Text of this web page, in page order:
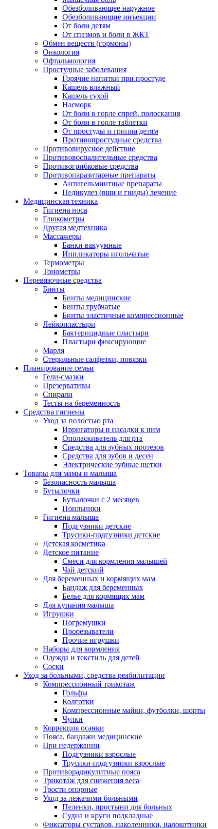
Обезболивающее наружное
Обезболивающие инъекции
От боли детям
От спазмов и боли в ЖКТ
Обмен веществ (гормоны)
Онкология
Офтальмология
Простудные заболевания
Горячие напитки при простуде
Кашель влажный
Кашель сухой
Насморк
От боли в горле спрей, полоскания
От боли в горле таблетки
От простуды и гриппа детям
Противопростудные средства
Противовирусное действие
Противовоспалительные средства
Противогрибковые средства
Противопаразитарные препараты
Антигельминтные препараты
Педикулез (вши и гниды) лечение
Медицинская техника
Гигиена носа
Глюкометры
Другая медтехника
Массажеры
Банки вакуумные
Иппликаторы игольчатые
Термометры
Тонометры
Перевязочные средства
Бинты
Бинты медицинские
Бинты трубчатые
Бинты эластичные компрессионные
Лейкопластыри
Бактерицидные пластыри
Пластыри фиксирующие
Марля
Стерильные салфетки, повязки
Планирование семьи
Гели-смазки
Презервативы
Спирали
Тесты на беременность
Средства гигиены
Уход за полостью рта
Ирригаторы и насадки к ним
Ополаскиватель для рта
Средства для зубных протезов
Средства для зубов и десен
Электрические зубные щетки
Товары для мамы и малыша
Безопасность малыша
Бутылочки
Бутылочки с 2 месяцев
Поильники
Гигиена малыша
Подгузники детские
Трусики-подгузники детские
Детская косметика
Детское питание
Смеси для кормления малышей
Чай детский
Для беременных и кормящих мам
Бандаж для беременных
Белье для кормящих мам
Для купания малыша
Игрушки
Погремушки
Прорезыватели
Прочие игрушки
Наборы для кормления
Одежда и текстиль для детей
Соски
Уход за больными, средства реабилитации
Компрессионный трикотаж
Гольфы
Колготки
Компрессионные майки, футболки, шорты
Чулки
Коррекция осанки
Пояса, бандажи медицинские
При недержании
Подгузники взрослые
Трусики-подгузники взрослые
Противорадикулитные пояса
Трикотаж для снижения веса
Трости опорные
Уход за лежачими больными
Пеленки, простыни для больных
Судна и круги подкладные
Фиксаторы суставов, наколенники, налокотники